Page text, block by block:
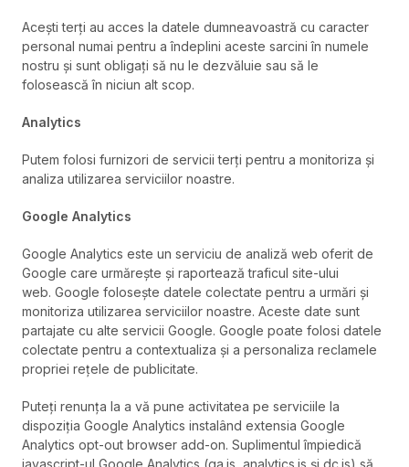
Acești terți au acces la datele dumneavoastră cu caracter
personal numai pentru a îndeplini aceste sarcini în numele
nostru și sunt obligați să nu le dezvăluie sau să le
folosească în niciun alt scop.
Analytics
Putem folosi furnizori de servicii terți pentru a monitoriza și
analiza utilizarea serviciilor noastre.
Google Analytics
Google Analytics este un serviciu de analiză web oferit de
Google care urmărește și raportează traficul site-ului
web. Google folosește datele colectate pentru a urmări și
monitoriza utilizarea serviciilor noastre. Aceste date sunt
partajate cu alte servicii Google. Google poate folosi datele
colectate pentru a contextualiza și a personaliza reclamele
propriei rețele de publicitate.
Puteți renunța la a vă pune activitatea pe serviciile la
dispoziția Google Analytics instalând extensia Google
Analytics opt-out browser add-on. Suplimentul împiedică
javascript-ul Google Analytics (ga.js, analytics.js și dc.js) să